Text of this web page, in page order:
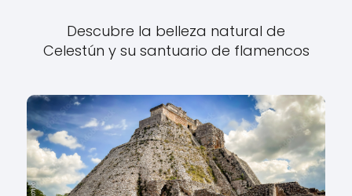
Descubre la belleza natural de
Celestún y su santuario de flamencos